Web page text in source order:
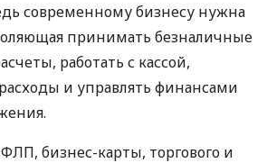
современному бизнесу нужна
принимать безналичные
работать с кассой,
и управлять финансами
бизнес-карты, торгового и